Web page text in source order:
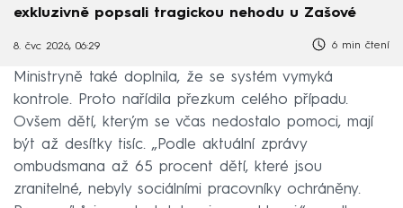
exkluzivně popsali tragickou nehodu u Zašové
8. čvc 2026, 06:29 6 min čtení
Ministryně také doplnila, že se systém vymyká
kontrole. Proto nařídila přezkum celého případu.
Ovšem dětí, kterým se včas nedostalo pomoci, mají
být až desítky tisíc. „Podle aktuální zprávy
ombudsmana až 65 procent dětí, které jsou
zranitelné, nebyly sociálními pracovníky ochráněny.